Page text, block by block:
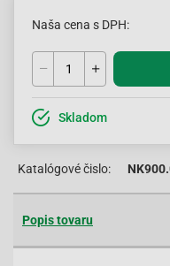
Naša cena s DPH:
Skladom
Katalógové čislo:
Popis tovaru